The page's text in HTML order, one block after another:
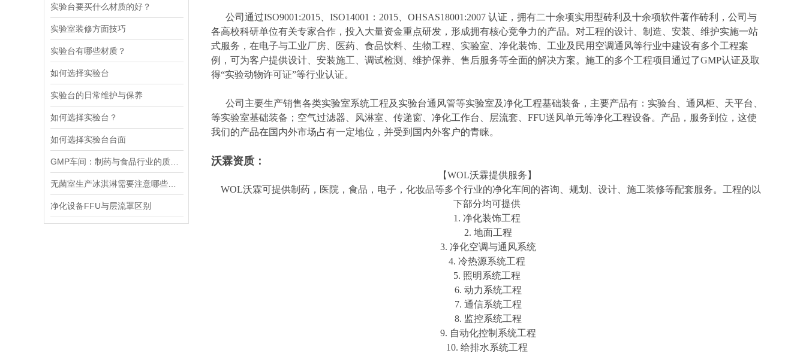
实验台要买什么材质的好？
实验室装修方面技巧
实验台有哪些材质？
如何选择实验台
实验台的日常维护与保养
如何选择实验台？
如何选择实验台台面
净化设备FFU与层流罩区别
公司通过ISO9001:2015、ISO14001：2015、OHSAS18001:2007 认证，拥有二十余项实用型砖利及十余项软件著作砖利，公司与
各高校科研单位有关专家合作，投入大量资金重点研发，形成拥有核心竞争力的产品。对工程的设计、制造、安装、维护实施一站
式服务，在电子与工业厂房、医药、食品饮料、生物工程、实验室、净化装饰、工业及民用空调通风等行业中建设有多个工程案
例，可为客户提供设计、安装施工、调试检测、维护保养、售后服务等全面的解决方案。施工的多个工程项目通过了GMP认证及取
得“实验动物许可证”等行业认证。
公司主要生产销售各类实验室系统工程及实验台通风管等实验室及净化工程基础装备，主要产品有：实验台、通风柜、天平台、
等实验室基础装备；空气过滤器、风淋室、传递窗、净化工作台、层流套、FFU送风单元等净化工程设备。产品，服务到位，这使
我们的产品在国内外市场占有一定地位，并受到国内外客户的青睐。
沃霖资质：
【WOL沃霖提供服务】
WOL沃霖可提供制药，医院，食品，电子，化妆品等多个行业的净化车间的咨询、规划、设计、施工装修等配套服务。工程的以
下部分均可提供
1. 净化装饰工程
2. 地面工程
3. 净化空调与通风系统
4. 冷热源系统工程
5. 照明系统工程
6. 动力系统工程
7. 通信系统工程
8. 监控系统工程
9. 自动化控制系统工程
10. 给排水系统工程